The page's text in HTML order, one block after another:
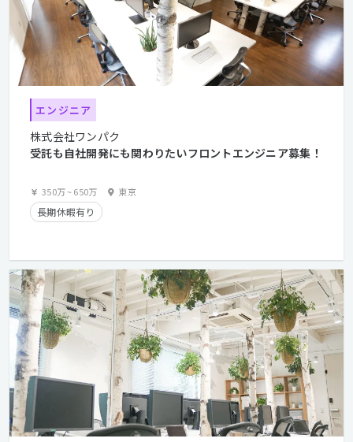
エンジニア
株式会社ワンパク
受託も自社開発にも関わりたいフロントエンジニア募集！
350万~650万 東京
長期休暇有り